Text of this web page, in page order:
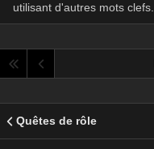
utilisant d'autres mots clefs.
Quêtes de rôle